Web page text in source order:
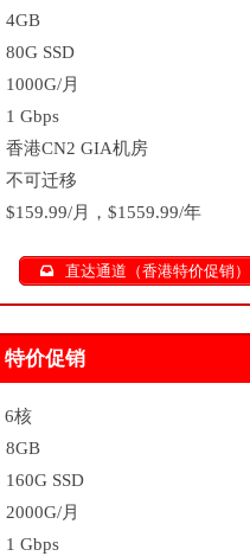
4GB
SSD
月
1 Gbps
香港CN2 GIA机房
不可迁移
$159.99/月，$1559.99/年
直达通道（香港特价促销）
价促销
6核
8GB
SSD
月
1 Gbps